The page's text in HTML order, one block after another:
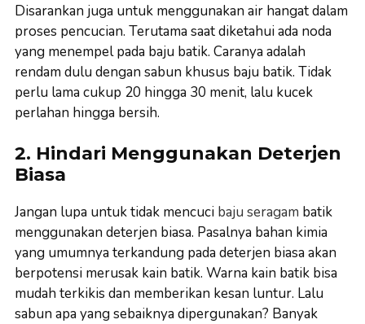
Disarankan juga untuk menggunakan air hangat dalam
proses pencucian. Terutama saat diketahui ada noda
yang menempel pada baju batik. Caranya adalah
rendam dulu dengan sabun khusus baju batik. Tidak
perlu lama cukup 20 hingga 30 menit, lalu kucek
perlahan hingga bersih.
2. Hindari Menggunakan Deterjen
Biasa
Jangan lupa untuk tidak mencuci baju seragam batik
menggunakan deterjen biasa. Pasalnya bahan kimia
yang umumnya terkandung pada deterjen biasa akan
berpotensi merusak kain batik. Warna kain batik bisa
mudah terkikis dan memberikan kesan luntur. Lalu
sabun apa yang sebaiknya dipergunakan? Banyak